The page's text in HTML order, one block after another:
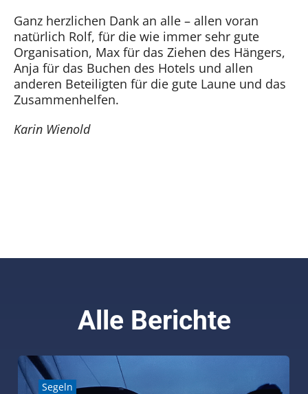
Ganz herzlichen Dank an alle – allen voran
natürlich Rolf, für die wie immer sehr gute
Organisation, Max für das Ziehen des Hängers,
Anja für das Buchen des Hotels und allen
anderen Beteiligten für die gute Laune und das
Zusammenhelfen.
Karin Wienold
Alle Berichte
Segeln